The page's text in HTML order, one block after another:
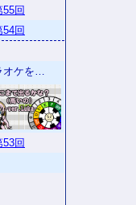
回
回
オケを…
回